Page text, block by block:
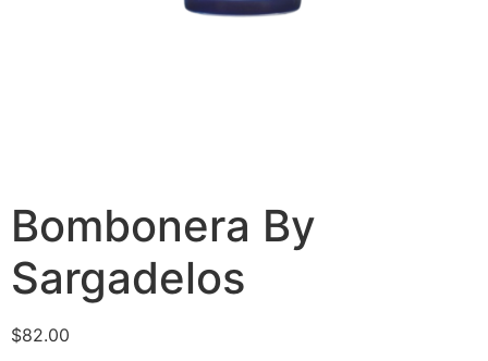
Bombonera By
Sargadelos
$82.00